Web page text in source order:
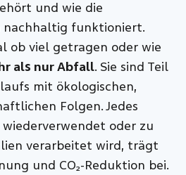
und wie die
nachhaltig funktioniert.
ob viel getragen oder wie
als nur Abfall. Sie sind Teil
mit ökologischen,
Folgen. Jedes
oder zu
verarbeitet wird, trägt
und CO₂-Reduktion bei.